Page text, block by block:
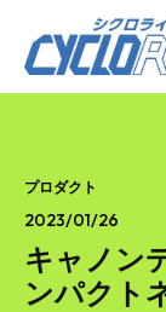
プロダクト
2023/01/26
キャノン
ンパクト